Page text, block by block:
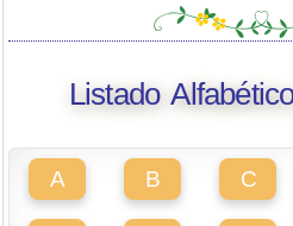
Listado
A B C